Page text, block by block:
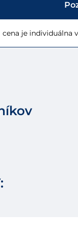
cena je individuálna